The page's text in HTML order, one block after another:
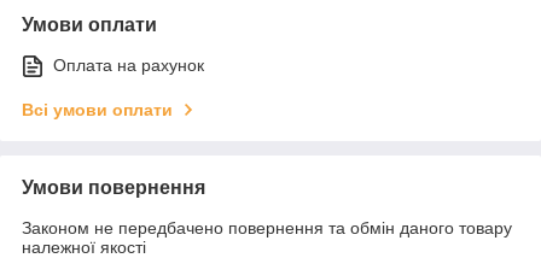
Умови оплати
Оплата на рахунок
Всі умови оплати
Умови повернення
Законом не передбачено повернення та обмін даного товару
належної якості